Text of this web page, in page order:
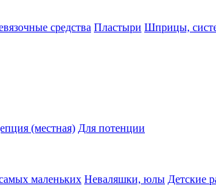
средства Пластыри Шприцы,
(местная) Для потенции
маленьких Неваляшки, юлы Детские